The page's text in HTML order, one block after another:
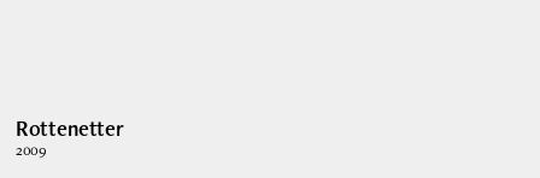
Rottenetter
2009